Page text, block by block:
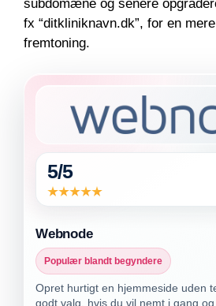
subdomæne og senere
fx “ditkliniknavn.dk”, for en
fremtoning.
5/5
Webnode
Populær blandt begyndere
Opret hurtigt en hjemmeside uden
godt valg, hvis du vil nemt i gang